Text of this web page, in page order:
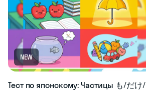
NEW
Тест по японскому: Частицы も/だけ/